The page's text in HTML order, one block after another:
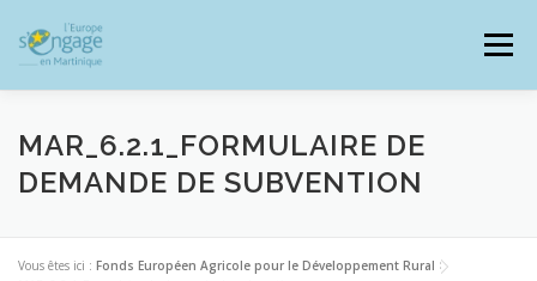
contenu
Menu
MAR_6.2.1_FORMULAIRE DE
DEMANDE DE SUBVENTION
Vous êtes ici : Fonds Européen Agricole pour le Développement Rural >